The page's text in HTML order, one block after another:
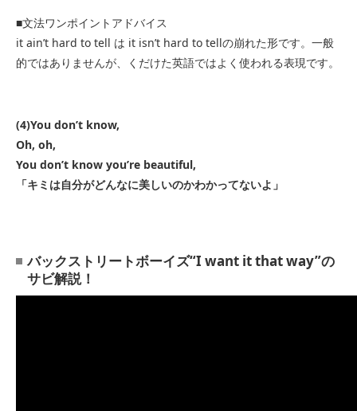
■文法ワンポイントアドバイス
it ain’t hard to tell は it isn’t hard to tellの崩れた形です。一般
的ではありませんが、くだけた英語ではよく使われる表現です。
(4)You don’t know,
Oh, oh,
You don’t know you’re beautiful,
「キミは自分がどんなに美しいのかわかってないよ」
バックストリートボーイズ“I want it that way”の
サビ解説！